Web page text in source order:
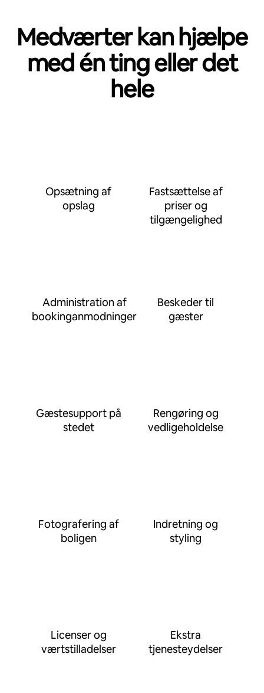
Medværter kan hjælpe
med én ting eller det
hele
Opsætning af
opslag
Fastsættelse af
priser og
tilgængelighed
Administration af
bookinganmodninger
Beskeder til
gæster
Gæstesupport på
stedet
Rengøring og
vedligeholdelse
Fotografering af
boligen
Indretning og
styling
Licenser og
værtstilladelser
Ekstra
tjenesteydelser